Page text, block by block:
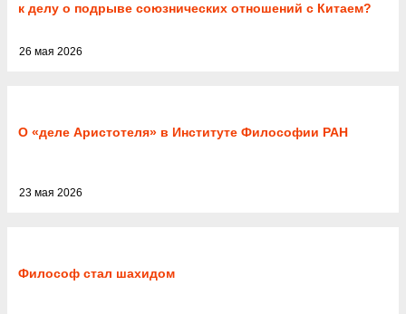
к делу о подрыве союзнических отношений с Китаем?
26 мая 2026
О «деле Аристотеля» в Институте Философии РАН
23 мая 2026
Философ стал шахидом